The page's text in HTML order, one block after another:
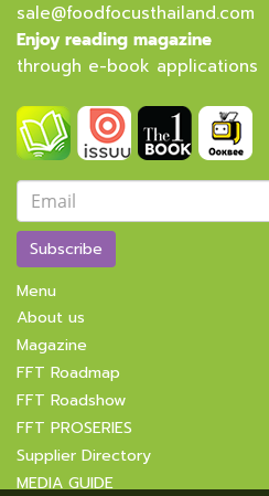
sale@foodfocusthailand.com
Enjoy reading magazine
through e-book applications
Subscribe
Menu
About us
Magazine
FFT Roadmap
FFT Roadshow
FFT PROSERIES
Supplier Directory
MEDIA GUIDE